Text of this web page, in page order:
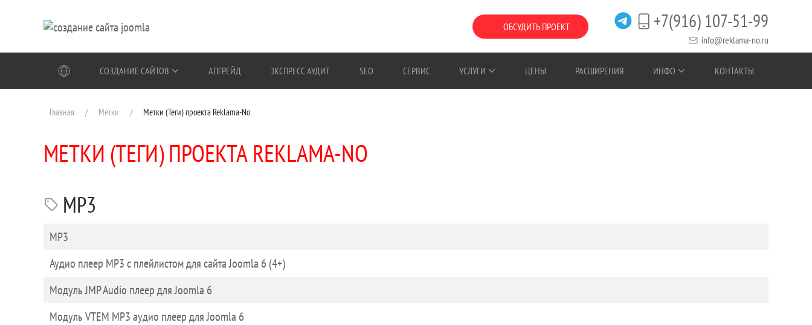
Перейти к содержимому ОБСУДИТЬ ПРОЕКТ +7(916) 107-51-99
info@reklama-no.ru
СОЗДАНИЕ САЙТОВ АПГРЕЙД ЭКСПРЕСС АУДИТ SEO СЕРВИС УСЛУГИ ЦЕНЫ РАСШИРЕНИЯ ИНФО КОНТАКТЫ
Главная Метки Метки (Теги) проекта Reklama-No
МЕТКИ (ТЕГИ) ПРОЕКТА REKLAMA-NO
MP3
Заголовок
MP3
Аудио плеер MP3 с плейлистом для сайта Joomla 6 (4+)
Модуль JMP Audio плеер для Joomla 6
Модуль VTEM MP3 аудио плеер для Joomla 6